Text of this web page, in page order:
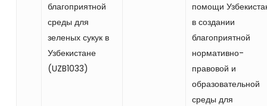
благоприятной
среды для
зеленых сукук в
Узбекистане
(UZB1033)
помощи
в создании
благоприятной
нормативно-
правовой и
образовательной
среды для